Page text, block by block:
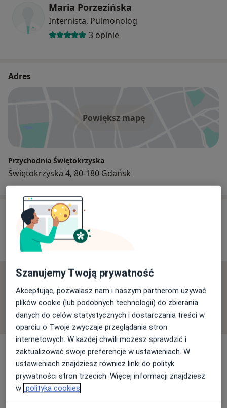
Maria Porzezińska
Internista, Pulmonolog
3 opinie
Adres
Powiększ mapę
Przychodnia Świętokrzyska
Świętokrzyska 4, 80-180 Gdańsk
Opinie o specjalistach (35)
35 opinii
Sprawdzamy wszystkie opinie. Moderujemy je
zgodnie z naszymi zasadami, dowiedz się więcej o
opiniach i sposobie obliczania gwiazdek na
Dowiedz się więcejDowiedz się więcej o opiniach
Szukaj w opiniach
Szanujemy Twoją prywatność
Akceptując, pozwalasz nam i naszym partnerom używać
plików cookie (lub podobnych technologii) do zbierania
danych do celów statystycznych i dostarczania treści w
oparciu o Twoje zwyczaje przeglądania stron
internetowych. W każdej chwili możesz sprawdzić i
zaktualizować swoje preferencje w ustawieniach. W
ustawieniach znajdziesz również linki do polityk
prywatności stron trzecich. Więcej informacji znajdziesz
w polityka cookies